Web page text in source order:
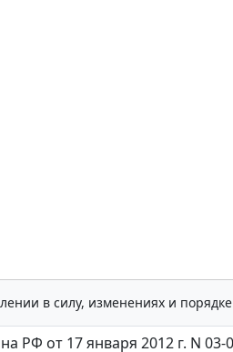
в силу, изменениях и порядке